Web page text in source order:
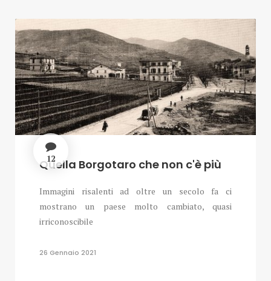
12
Quella Borgotaro che non c'è più
Immagini risalenti ad oltre un secolo fa ci
mostrano un paese molto cambiato, quasi
irriconoscibile
26 Gennaio 2021